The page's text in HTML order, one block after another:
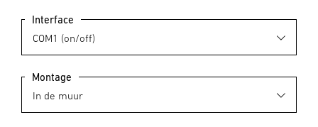
Interface
Montage